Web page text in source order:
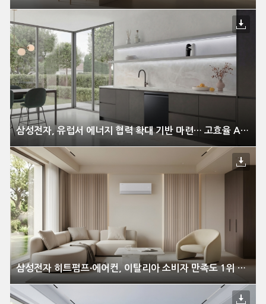
삼성전자, 유럽서 에너지 협력 확대 기반 마련… 고효율 AI 가전 리더십 강화
삼성전자 히트펌프∙에어컨, 이탈리아 소비자 만족도 1위 석권